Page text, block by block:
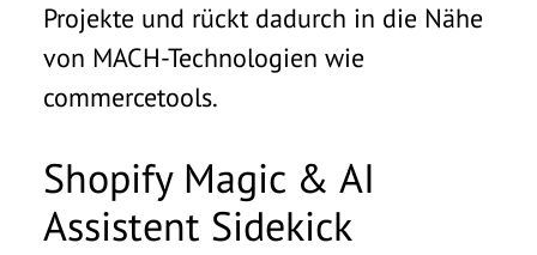
Projekte und rückt dadurch in die Nähe
von MACH-Technologien wie
commercetools.
Shopify Magic & AI
Assistent Sidekick